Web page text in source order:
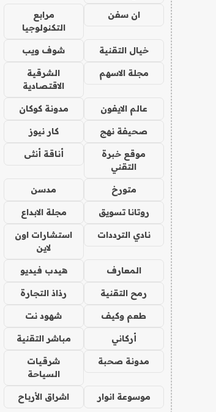
ان سفن
مرابع
التكنولوجيا
خيال التقنية شوف ويب
مجلة الاسهم
الشرقية
الاقتصادية
عالم الايفون مدونة كوكان
صحيفة نهج كار نيوز
موقع خبرة
التقني
أناقة أنثى
متورخ مدسن
روتانا تسويق مجلة الابداع
نادي الترددات
استشارات اون
لاين
المعارف هيدب فيديو
رمح التقنية رذاذ التجارة
طعم وكيف شهود نت
أركاني مباشر التقنية
مدونة صحبة
شرقيات
السياحة
موسوعة انوار اشراق الأرباح